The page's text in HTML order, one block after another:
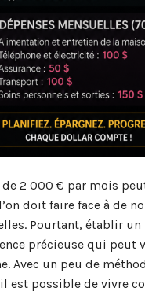
de 2 000 € par mois
doit faire face à de
Pourtant, établir
précieuse qui peut
Avec un peu de
est possible de vivre